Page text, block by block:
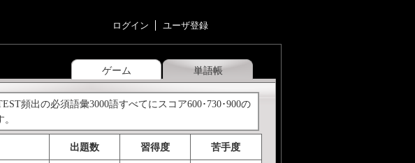
ログイン ユーザ登録
ゲーム 単語帳
頻出の必須語彙3000語すべてにスコア600･730･900の
出題数 習得度 苦手度